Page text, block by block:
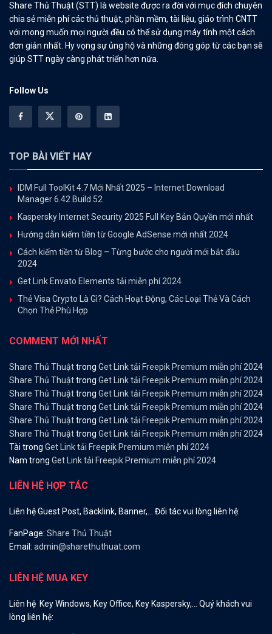
Share Thủ Thuật (STT) là website được ra đời với mục đích chuyên
chia sẻ miễn phí các thủ thuật, phần mềm, tài liệu, giáo trình CNTT
với mong muốn mọi người đều có thể sử dụng máy tính một cách
đơn giản nhất. Hy vọng sự ủng hộ và những đóng góp từ các bạn sẽ
giúp STT ngày càng phát triển hơn nữa.
Follow Us
TOP BÀI VIẾT HAY
IDM Full ToolKit 4.7 Mới Nhất 2025 – Internet Download
Manager 6.42 Build 52
Kaspersky Internet Security 2025 Full Key Bản Quyền mới nhất
Hướng dẫn kiếm tiền từ Google AdSense mới nhất 2024
Cách kiếm tiền từ Blog – Từng bước cho người mới bắt đầu
2024
Get Link Envato Elements tải miễn phí 2024
Thẻ Visa Crypto Là Gì? Cách Hoạt Động, Các Loại Thẻ Và Cách
Chọn Thẻ Phù Hợp
COMMENT MỚI NHẤT
Share Thủ Thuậttrong Get Link tải Freepik Premium miễn phí 2024
Share Thủ Thuậttrong Get Link tải Freepik Premium miễn phí 2024
Share Thủ Thuậttrong Get Link tải Freepik Premium miễn phí 2024
Share Thủ Thuậttrong Get Link tải Freepik Premium miễn phí 2024
Share Thủ Thuậttrong Get Link tải Freepik Premium miễn phí 2024
Share Thủ Thuậttrong Get Link tải Freepik Premium miễn phí 2024
Tài trong Get Link tải Freepik Premium miễn phí 2024
Nam trong Get Link tải Freepik Premium miễn phí 2024
LIÊN HỆ HỢP TÁC
Liên hệ Guest Post, Backlink, Banner,… Đối tác vui lòng liên hệ:
FanPage: Share Thủ Thuật
Email: admin@sharethuthuat.com
LIÊN HỆ MUA KEY
Liên hệ Key Windows, Key Office, Key Kaspersky,… Quý khách vui
lòng liên hệ: